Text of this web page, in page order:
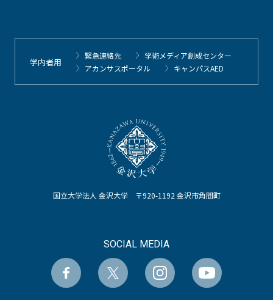
国立大学法人 金沢大学 〒920-1192 金沢市角間町
SOCIAL MEDIA
学内者用
緊急連絡先
学術メディア創成センター
アカンサスポータル
キャンパスAED